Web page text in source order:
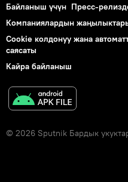
Байланыш үчүн Пресс-
Компаниялардын
Cookie колдонуу жана
саясаты
Кайра байланыш
© 2026 Sputnik Бардык